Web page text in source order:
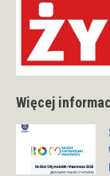
Więcej